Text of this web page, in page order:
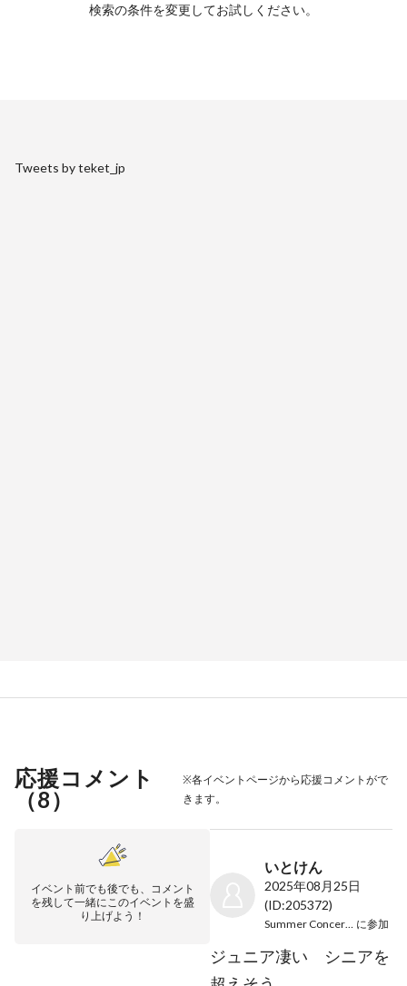
検索の条件を変更してお試しください。
Tweets by teket_jp
応援コメント
（8）
※各イベントページから応援コメントがで
きます。
イベント前でも後でも、コメント
を残して一緒にこのイベントを盛
り上げよう！
いとけん
2025年08月25日
(ID:205372)
に参加
ジュニア凄い シニアを